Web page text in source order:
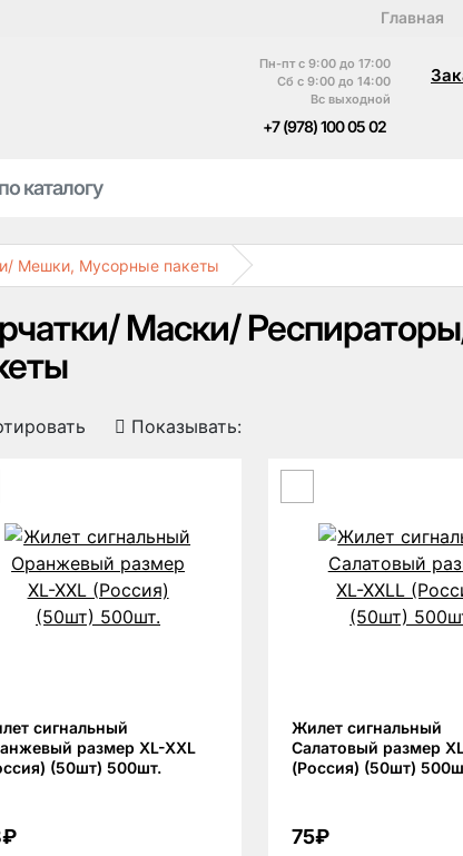
Главная
Пн-пт с 9:00 до 17:00
Сб с 9:00 до 14:00
Вс выходной
+7 (978) 100 05 02
Мешки, Мусорные пакеты
Маски/
Показывать:
сигнальный
размер XL-XXL
(50шт) 500шт.
Жилет сигнальный
Салатовый размер
(Россия) (50шт)
75₽